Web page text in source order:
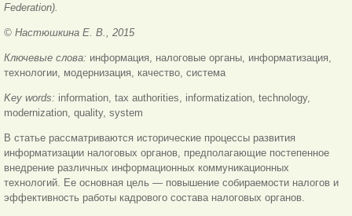
Federation).
© Настюшкина Е. В., 2015
Ключевые слова: информация, налоговые органы, информатизация,
технологии, модернизация, качество, система
Key words: information, tax authorities, informatization, technology,
modernization, quality, system
В статье рассматриваются исторические процессы развития
информатизации налоговых органов, предполагающие постепенное
внедрение различных информационных коммуникационных
технологий. Ее основная цель — повышение собираемости налогов и
эффективность работы кадрового состава налоговых органов.